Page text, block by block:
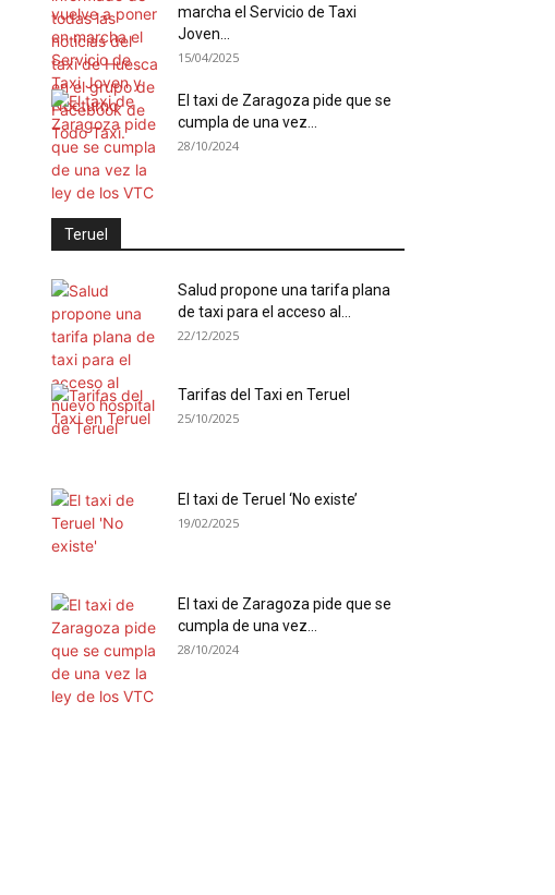
marcha el Servicio de Taxi
Joven...
15/04/2025
El taxi de Zaragoza pide que se
cumpla de una vez...
28/10/2024
Teruel
Salud propone una tarifa plana
de taxi para el acceso al...
22/12/2025
Tarifas del Taxi en Teruel
25/10/2025
El taxi de Teruel ‘No existe’
19/02/2025
El taxi de Zaragoza pide que se
cumpla de una vez...
28/10/2024